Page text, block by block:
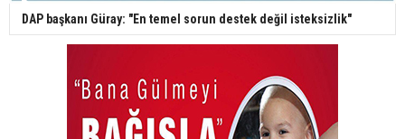
DAP başkanı Güray: "En temel sorun destek değil isteksizlik"